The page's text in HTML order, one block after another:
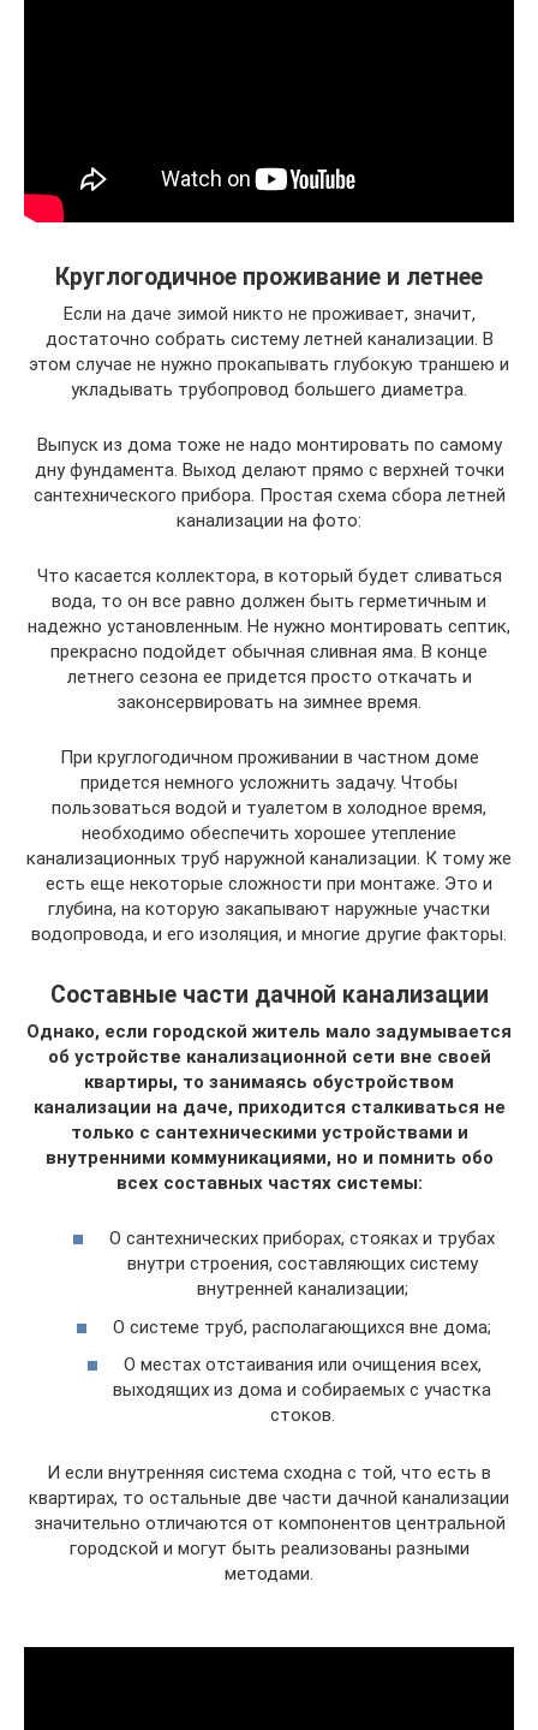
Круглогодичное проживание и летнее
Если на даче зимой никто не проживает, значит,
достаточно собрать систему летней канализации. В
этом случае не нужно прокапывать глубокую траншею и
укладывать трубопровод большего диаметра.
Выпуск из дома тоже не надо монтировать по самому
дну фундамента. Выход делают прямо с верхней точки
сантехнического прибора. Простая схема сбора летней
канализации на фото:
Что касается коллектора, в который будет сливаться
вода, то он все равно должен быть герметичным и
надежно установленным. Не нужно монтировать септик,
прекрасно подойдет обычная сливная яма. В конце
летнего сезона ее придется просто откачать и
законсервировать на зимнее время.
При круглогодичном проживании в частном доме
придется немного усложнить задачу. Чтобы
пользоваться водой и туалетом в холодное время,
необходимо обеспечить хорошее утепление
канализационных труб наружной канализации. К тому же
есть еще некоторые сложности при монтаже. Это и
глубина, на которую закапывают наружные участки
водопровода, и его изоляция, и многие другие факторы.
Составные части дачной канализации
Однако, если городской житель мало задумывается
об устройстве канализационной сети вне своей
квартиры, то занимаясь обустройством
канализации на даче, приходится сталкиваться не
только с сантехническими устройствами и
внутренними коммуникациями, но и помнить обо
всех составных частях системы:
О сантехнических приборах, стояках и трубах
внутри строения, составляющих систему
внутренней канализации;
О системе труб, располагающихся вне дома;
О местах отстаивания или очищения всех,
выходящих из дома и собираемых с участка
стоков.
И если внутренняя система сходна с той, что есть в
квартирах, то остальные две части дачной канализации
значительно отличаются от компонентов центральной
городской и могут быть реализованы разными
методами.